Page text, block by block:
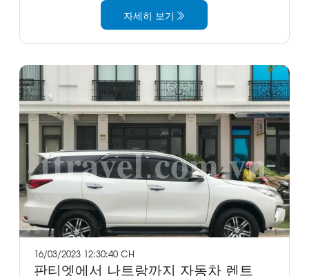
자세히 보기
16/03/2023 12:30:40 CH
판티엣에서 나트랑까지 자동차 렌트